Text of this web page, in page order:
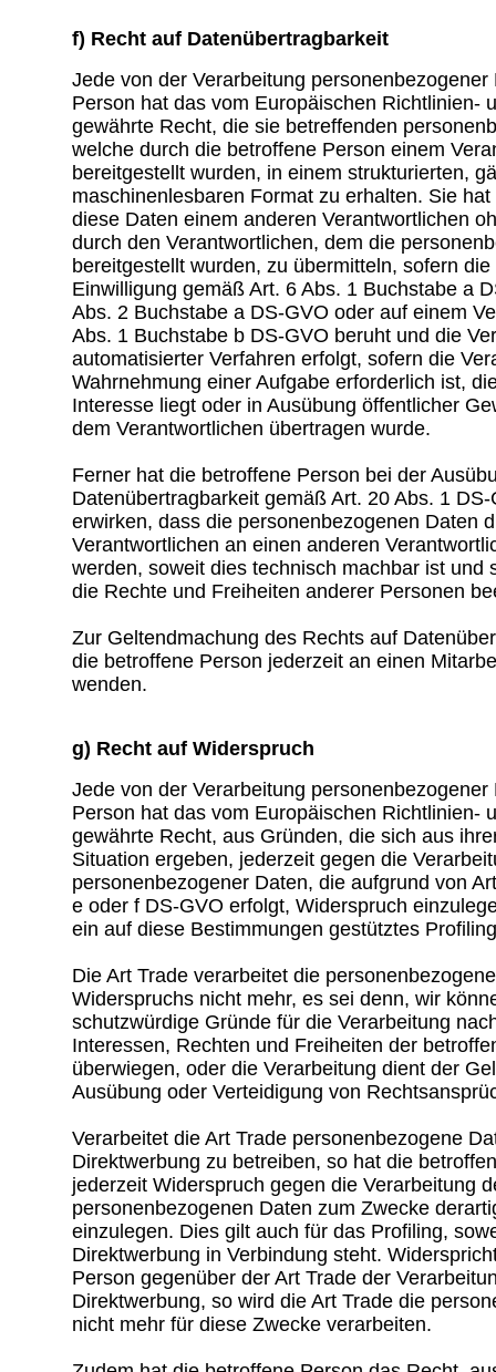
f) Recht auf Datenübertragbarkeit
Jede von der Verarbeitung personenbezogener
Person hat das vom Europäischen Richtlinien-
gewährte Recht, die sie betreffenden
welche durch die betroffene Person einem
bereitgestellt wurden, in einem strukturierten,
maschinenlesbaren Format zu erhalten. Sie
diese Daten einem anderen Verantwortlichen
durch den Verantwortlichen, dem die
bereitgestellt wurden, zu übermitteln, sofern
Einwilligung gemäß Art. 6 Abs. 1 Buchstabe a
Abs. 2 Buchstabe a DS-GVO oder auf einem
Abs. 1 Buchstabe b DS-GVO beruht und die
automatisierter Verfahren erfolgt, sofern die
Wahrnehmung einer Aufgabe erforderlich ist,
Interesse liegt oder in Ausübung öffentlicher
dem Verantwortlichen übertragen wurde.
Ferner hat die betroffene Person bei der
Datenübertragbarkeit gemäß Art. 20 Abs. 1
erwirken, dass die personenbezogenen Daten
Verantwortlichen an einen anderen
werden, soweit dies technisch machbar ist und
die Rechte und Freiheiten anderer Personen
Zur Geltendmachung des Rechts auf
die betroffene Person jederzeit an einen
wenden.
g) Recht auf Widerspruch
Jede von der Verarbeitung personenbezogener
Person hat das vom Europäischen Richtlinien-
gewährte Recht, aus Gründen, die sich aus
Situation ergeben, jederzeit gegen die
personenbezogener Daten, die aufgrund von
e oder f DS-GVO erfolgt, Widerspruch
ein auf diese Bestimmungen gestütztes
Die Art Trade verarbeitet die
Widerspruchs nicht mehr, es sei denn, wir
schutzwürdige Gründe für die Verarbeitung
Interessen, Rechten und Freiheiten der
überwiegen, oder die Verarbeitung dient der
Ausübung oder Verteidigung von
Verarbeitet die Art Trade personenbezogene
Direktwerbung zu betreiben, so hat die
jederzeit Widerspruch gegen die Verarbeitung
personenbezogenen Daten zum Zwecke
einzulegen. Dies gilt auch für das Profiling,
Direktwerbung in Verbindung steht.
Person gegenüber der Art Trade der
Direktwerbung, so wird die Art Trade die
nicht mehr für diese Zwecke verarbeiten.